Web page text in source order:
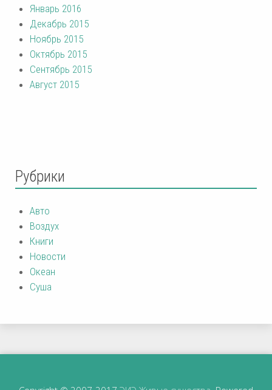
Январь 2016
Декабрь 2015
Ноябрь 2015
Октябрь 2015
Сентябрь 2015
Август 2015
Рубрики
Авто
Воздух
Книги
Новости
Океан
Суша